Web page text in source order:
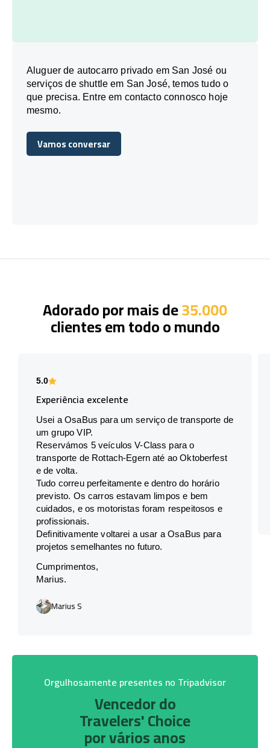
Aluguer de autocarro privado em San José ou
serviços de shuttle em San José, temos tudo o
que precisa. Entre em contacto connosco hoje
mesmo.
Vamos conversar
Vamos conversar
Adorado por mais de35.000
clientes em todo o mundo
5.0
Experiência excelente
Usei a OsaBus para um serviço de transporte de
um grupo VIP.
Reservámos 5 veículos V-Class para o
transporte de Rottach-Egern até ao Oktoberfest
e de volta.
Tudo correu perfeitamente e dentro do horário
previsto. Os carros estavam limpos e bem
cuidados, e os motoristas foram respeitosos e
profissionais.
Definitivamente voltarei a usar a OsaBus para
projetos semelhantes no futuro.
Cumprimentos,
Marius.
Marius S
Orgulhosamente presentes no Tripadvisor
Vencedor do
Travelers' Choice
por vários anos